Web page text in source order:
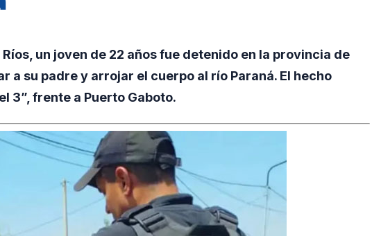
Ríos, un joven de 22 años fue detenido en la provincia de
a su padre y arrojar el cuerpo al río Paraná. El hecho
3”, frente a Puerto Gaboto.